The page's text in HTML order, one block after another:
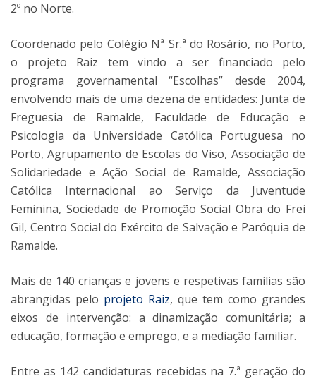
2º no Norte.
Coordenado pelo Colégio Nª Sr.ª do Rosário, no Porto,
o projeto Raiz tem vindo a ser financiado pelo
programa governamental “Escolhas” desde 2004,
envolvendo mais de uma dezena de entidades: Junta de
Freguesia de Ramalde, Faculdade de Educação e
Psicologia da Universidade Católica Portuguesa no
Porto, Agrupamento de Escolas do Viso, Associação de
Solidariedade e Ação Social de Ramalde, Associação
Católica Internacional ao Serviço da Juventude
Feminina, Sociedade de Promoção Social Obra do Frei
Gil, Centro Social do Exército de Salvação e Paróquia de
Ramalde.
Mais de 140 crianças e jovens e respetivas famílias são
abrangidas pelo projeto Raiz, que tem como grandes
eixos de intervenção: a dinamização comunitária; a
educação, formação e emprego, e a mediação familiar.
Entre as 142 candidaturas recebidas na 7.ª geração do